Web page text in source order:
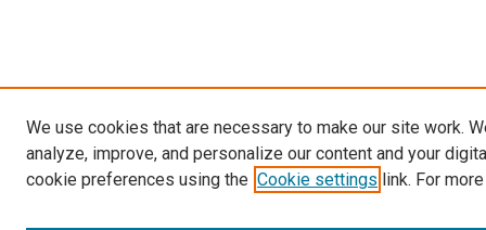
We use cookies that are necessary to make our site work.
analyze, improve, and personalize our content and your
cookie preferences using the Cookie settings link. For